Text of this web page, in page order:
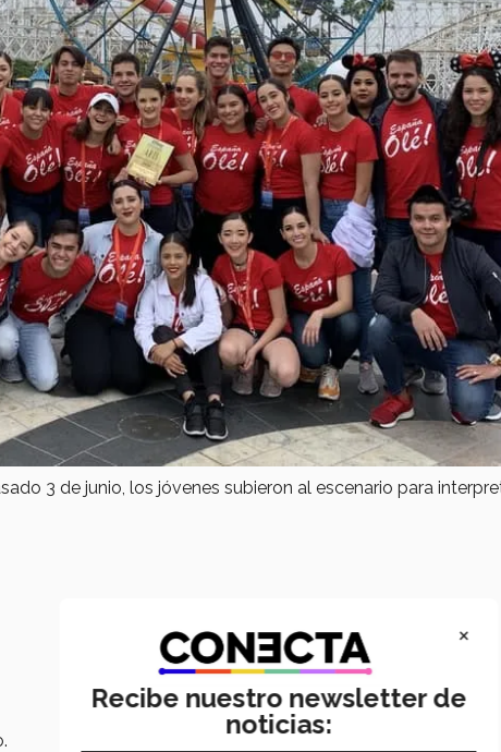
3 de junio, los jóvenes subieron al escenario para
×
Recibe nuestro newsletter de
noticias: